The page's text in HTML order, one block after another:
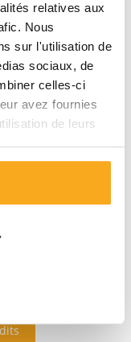
relatives aux
Nous
sur l'utilisation de
sociaux, de
celles-ci
avez fournies
de leurs